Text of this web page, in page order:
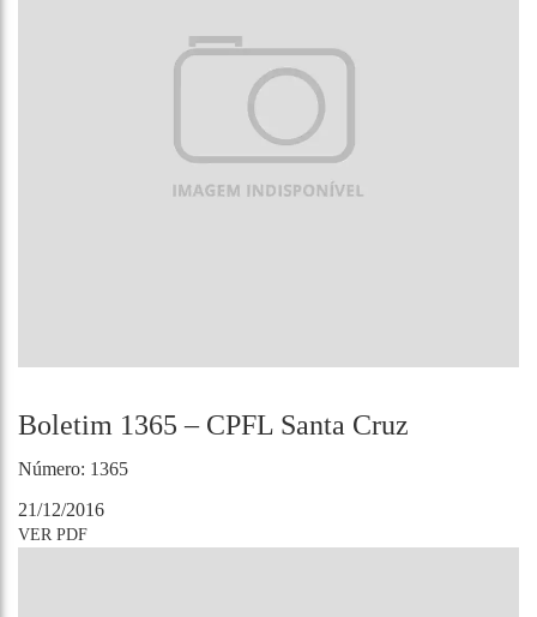
Boletim 1365 – CPFL Santa Cruz
Número: 1365
21/12/2016
VER PDF